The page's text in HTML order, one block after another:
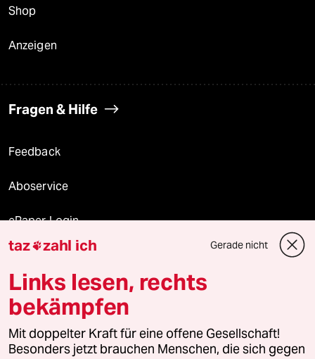
Shop
Anzeigen
Fragen & Hilfe
Feedback
Aboservice
ePaper Login
Downloads für Abonnierende
© 2026 taz Verlags und Vertriebs GmbH
Alle Rechte vorbehalten. Bei rechtlichen Fragen oder für Genehmigungen
wenden Sie sich bitte an
lizenzen@taz.de
taz zahl ich Gerade nicht
Links lesen, rechts
bekämpfen
Mit doppelter Kraft für eine offene Gesellschaft!
Besonders jetzt brauchen Menschen, die sich gegen